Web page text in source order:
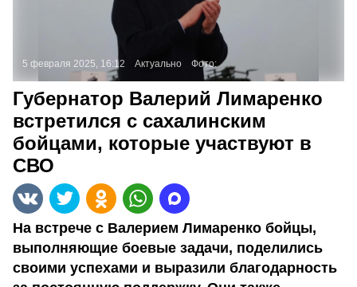
5 февраля 2025, 16:12 Актуально Фото:
Губернатор Валерий Лимаренко
встретился с сахалинским
бойцами, которые участвуют в
СВО
На встрече с Валерием Лимаренко бойцы,
выполняющие боевые задачи, поделились
своими успехами и выразили благодарность